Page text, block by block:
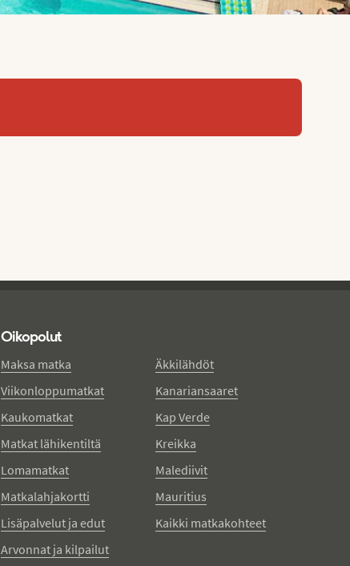
Oikopolut
Maksa matka
Viikonloppumatkat
Kaukomatkat
Matkat lähikentiltä
Lomamatkat
Matkalahjakortti
Lisäpalvelut ja edut
Arvonnat ja kilpailut
Äkkilähdöt
Kanariansaaret
Kap Verde
Kreikka
Malediivit
Mauritius
Kaikki matkakohteet